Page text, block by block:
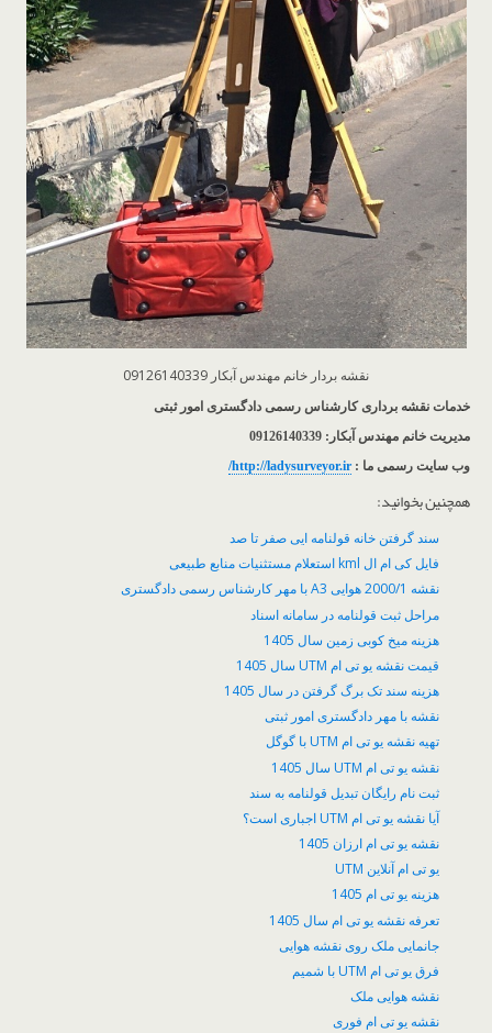
نقشه بردار خانم مهندس آبکار 09126140339
خدمات نقشه برداری کارشناس رسمی دادگستری امور ثبتی
مدیریت خانم مهندس آبکار: 09126140339
وب سایت رسمی ما : http://ladysurveyor.ir/
همچنین بخوانید:
سند گرفتن خانه قولنامه ایی صفر تا صد
فایل کی ام ال kml استعلام مستثنیات منابع طبیعی
نقشه 2000/1 هوایی A3 با مهر کارشناس رسمی دادگستری
مراحل ثبت قولنامه در سامانه اسناد
هزینه میخ کوبی زمین سال 1405
قیمت نقشه یو تی ام UTM سال 1405
هزینه سند تک برگ گرفتن در سال 1405
نقشه با مهر دادگستری امور ثبتی
تهیه نقشه یو تی ام UTM با گوگل
نقشه یو تی ام UTM سال 1405
ثبت نام رایگان تبدیل قولنامه به سند
آیا نقشه یو تی ام UTM اجباری است؟
نقشه یو تی ام ارزان 1405
یو تی ام آنلاین UTM
هزینه یو تی ام 1405
تعرفه نقشه یو تی ام سال 1405
جانمایی ملک روی نقشه هوایی
فرق یو تی ام UTM با شمیم
نقشه هوایی ملک
نقشه یو تی ام فوری